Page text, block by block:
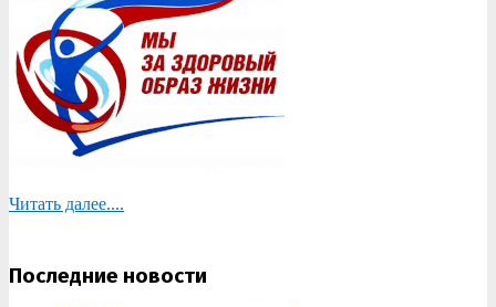
Читать далее....
Последние новости